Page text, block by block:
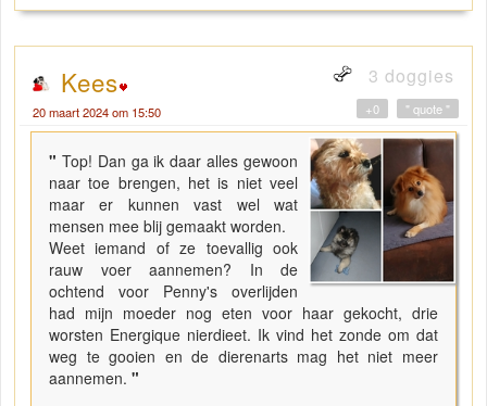
Kees 3 doggies
20 maart 2024 om 15:50 " quote "
+0
" Top! Dan ga ik daar alles gewoon
naar toe brengen, het is niet veel
maar er kunnen vast wel wat
mensen mee blij gemaakt worden.
Weet iemand of ze toevallig ook
rauw voer aannemen? In de
ochtend voor Penny's overlijden
had mijn moeder nog eten voor haar gekocht, drie
worsten Energique nierdieet. Ik vind het zonde om dat
weg te gooien en de dierenarts mag het niet meer
aannemen. "